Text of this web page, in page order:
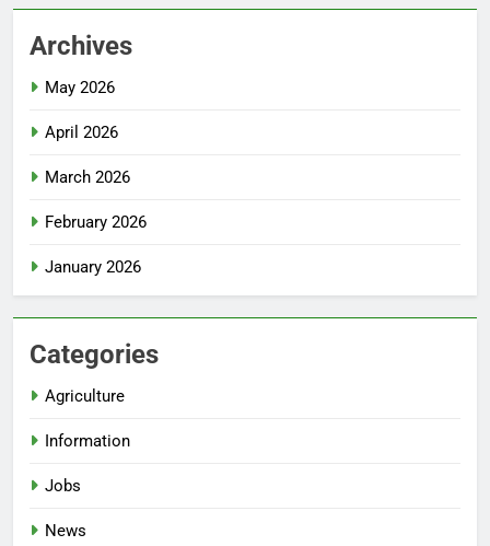
Archives
May 2026
April 2026
March 2026
February 2026
January 2026
Categories
Agriculture
Information
Jobs
News